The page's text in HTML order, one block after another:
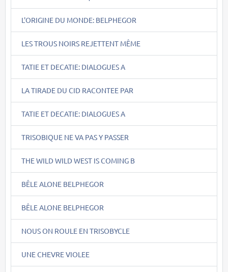
L'ORIGINE DU MONDE: BELPHEGOR
LES TROUS NOIRS REJETTENT MÊME
TATIE ET DECATIE: DIALOGUES A
LA TIRADE DU CID RACONTEE PAR
TATIE ET DECATIE: DIALOGUES A
TRISOBIQUE NE VA PAS Y PASSER
THE WILD WILD WEST IS COMING B
BÊLE ALONE BELPHEGOR
BÊLE ALONE BELPHEGOR
NOUS ON ROULE EN TRISOBYCLE
UNE CHEVRE VIOLEE